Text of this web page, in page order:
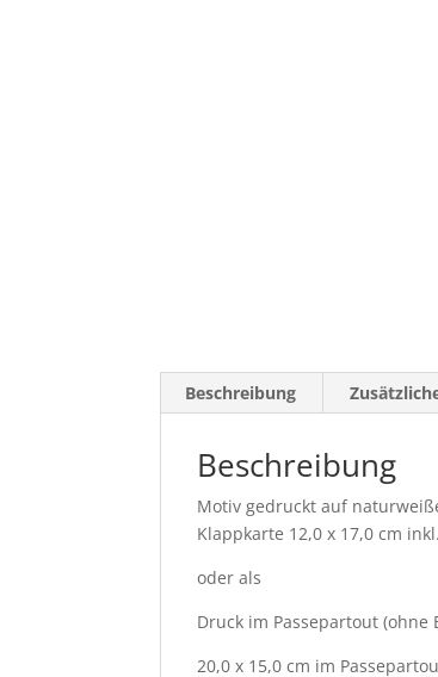
Beschreibung
Beschreibung
Motiv gedruckt auf
Klappkarte 12,0 x 17,0 cm
oder als
Druck im Passepartout
20,0 x 15,0 cm im